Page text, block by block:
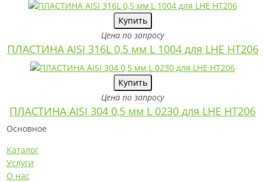
Купить
Цена по запросу
ПЛАСТИНА AISI 316L 0,5 мм L 1004 для LHE HT206
Купить
Цена по запросу
ПЛАСТИНА AISI 304 0,5 мм L 0230 для LHE HT206
Основное
Каталог
Услуги
О нас